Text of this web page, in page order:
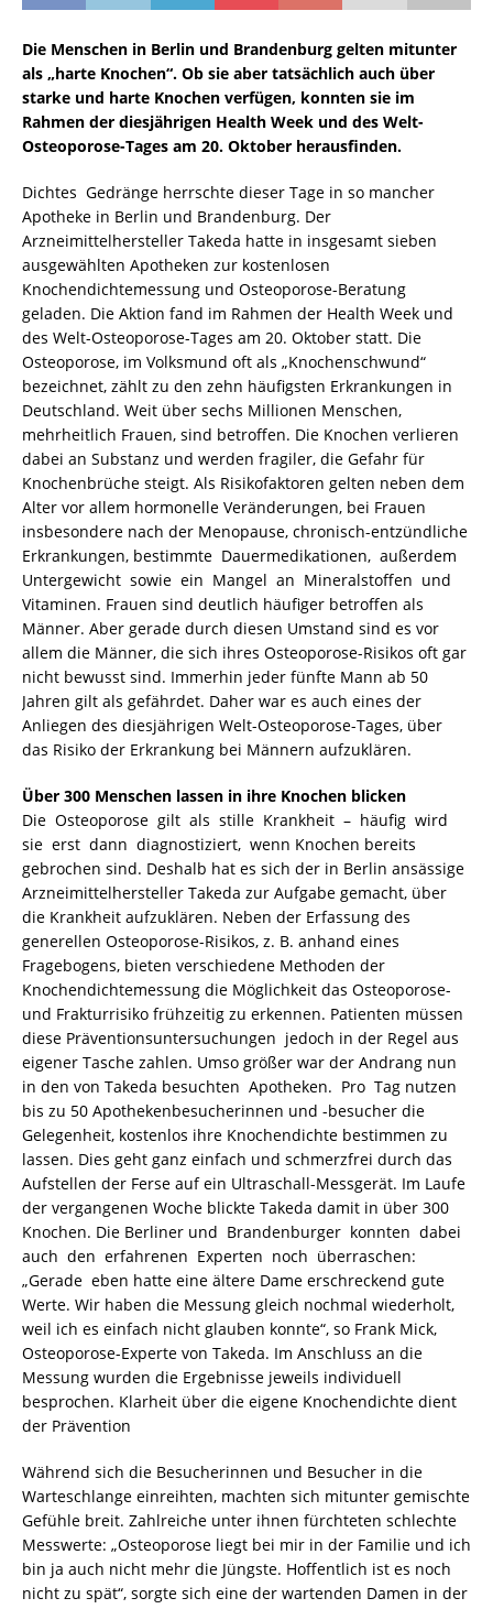
Die Menschen in Berlin und Brandenburg gelten mitunter
als „harte Knochen“. Ob sie aber tatsächlich auch über
starke und harte Knochen verfügen, konnten sie im
Rahmen der diesjährigen Health Week und des Welt-
Osteoporose-Tages am 20. Oktober herausfinden.
Dichtes Gedränge herrschte dieser Tage in so mancher
Apotheke in Berlin und Brandenburg. Der
Arzneimittelhersteller Takeda hatte in insgesamt sieben
ausgewählten Apotheken zur kostenlosen
Knochendichtemessung und Osteoporose-Beratung
geladen. Die Aktion fand im Rahmen der Health Week und
des Welt-Osteoporose-Tages am 20. Oktober statt. Die
Osteoporose, im Volksmund oft als „Knochenschwund“
bezeichnet, zählt zu den zehn häufigsten Erkrankungen in
Deutschland. Weit über sechs Millionen Menschen,
mehrheitlich Frauen, sind betroffen. Die Knochen verlieren
dabei an Substanz und werden fragiler, die Gefahr für
Knochenbrüche steigt. Als Risikofaktoren gelten neben dem
Alter vor allem hormonelle Veränderungen, bei Frauen
insbesondere nach der Menopause, chronisch-entzündliche
Erkrankungen, bestimmte Dauermedikationen, außerdem
Untergewicht sowie ein Mangel an Mineralstoffen und
Vitaminen. Frauen sind deutlich häufiger betroffen als
Männer. Aber gerade durch diesen Umstand sind es vor
allem die Männer, die sich ihres Osteoporose-Risikos oft gar
nicht bewusst sind. Immerhin jeder fünfte Mann ab 50
Jahren gilt als gefährdet. Daher war es auch eines der
Anliegen des diesjährigen Welt-Osteoporose-Tages, über
das Risiko der Erkrankung bei Männern aufzuklären.
Über 300 Menschen lassen in ihre Knochen blicken
Die Osteoporose gilt als stille Krankheit – häufig wird
sie erst dann diagnostiziert, wenn Knochen bereits
gebrochen sind. Deshalb hat es sich der in Berlin ansässige
Arzneimittelhersteller Takeda zur Aufgabe gemacht, über
die Krankheit aufzuklären. Neben der Erfassung des
generellen Osteoporose-Risikos, z. B. anhand eines
Fragebogens, bieten verschiedene Methoden der
Knochendichtemessung die Möglichkeit das Osteoporose-
und Frakturrisiko frühzeitig zu erkennen. Patienten müssen
diese Präventionsuntersuchungen jedoch in der Regel aus
eigener Tasche zahlen. Umso größer war der Andrang nun
in den von Takeda besuchten Apotheken. Pro Tag nutzen
bis zu 50 Apothekenbesucherinnen und -besucher die
Gelegenheit, kostenlos ihre Knochendichte bestimmen zu
lassen. Dies geht ganz einfach und schmerzfrei durch das
Aufstellen der Ferse auf ein Ultraschall-Messgerät. Im Laufe
der vergangenen Woche blickte Takeda damit in über 300
Knochen. Die Berliner und Brandenburger konnten dabei
auch den erfahrenen Experten noch überraschen:
„Gerade eben hatte eine ältere Dame erschreckend gute
Werte. Wir haben die Messung gleich nochmal wiederholt,
weil ich es einfach nicht glauben konnte“, so Frank Mick,
Osteoporose-Experte von Takeda. Im Anschluss an die
Messung wurden die Ergebnisse jeweils individuell
besprochen. Klarheit über die eigene Knochendichte dient
der Prävention
Während sich die Besucherinnen und Besucher in die
Warteschlange einreihten, machten sich mitunter gemischte
Gefühle breit. Zahlreiche unter ihnen fürchteten schlechte
Messwerte: „Osteoporose liegt bei mir in der Familie und ich
bin ja auch nicht mehr die Jüngste. Hoffentlich ist es noch
nicht zu spät“, sorgte sich eine der wartenden Damen in der